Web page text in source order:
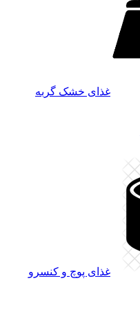
غذای خشک گربه
غذای پوچ و کنسرو